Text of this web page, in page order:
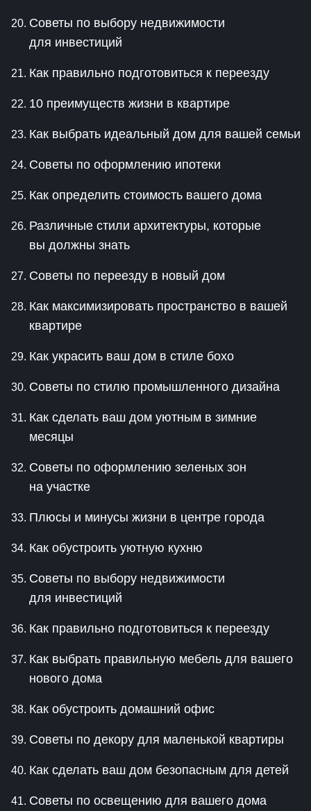
Советы по выбору недвижимости
для инвестиций
Как правильно подготовиться к переезду
10 преимуществ жизни в квартире
Как выбрать идеальный дом для вашей семьи
Советы по оформлению ипотеки
Как определить стоимость вашего дома
Различные стили архитектуры, которые
вы должны знать
Советы по переезду в новый дом
Как максимизировать пространство в вашей
квартире
Как украсить ваш дом в стиле бохо
Советы по стилю промышленного дизайна
Как сделать ваш дом уютным в зимние
месяцы
Советы по оформлению зеленых зон
на участке
Плюсы и минусы жизни в центре города
Как обустроить уютную кухню
Советы по выбору недвижимости
для инвестиций
Как правильно подготовиться к переезду
Как выбрать правильную мебель для вашего
нового дома
Как обустроить домашний офис
Советы по декору для маленькой квартиры
Как сделать ваш дом безопасным для детей
Советы по освещению для вашего дома